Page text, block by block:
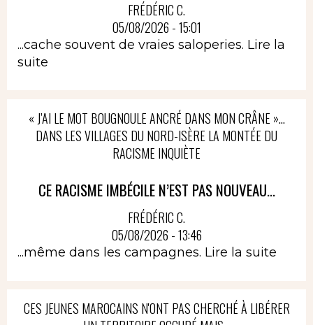
FRÉDÉRIC C.
05/08/2026 - 15:01
...cache souvent de vraies saloperies. Lire la
suite
« J’AI LE MOT BOUGNOULE ANCRÉ DANS MON CRÂNE »…
DANS LES VILLAGES DU NORD-ISÈRE LA MONTÉE DU
RACISME INQUIÈTE
CE RACISME IMBÉCILE N’EST PAS NOUVEAU...
FRÉDÉRIC C.
05/08/2026 - 13:46
...même dans les campagnes. Lire la suite
CES JEUNES MAROCAINS N'ONT PAS CHERCHÉ À LIBÉRER